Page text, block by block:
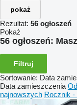
pokaż
Rezultat: 56 ogłoszeń
Pokaż
56 ogłoszeń:
Filtruj
Sortowanie: Data
Data zamieszczenia
najnowszych Rocznik